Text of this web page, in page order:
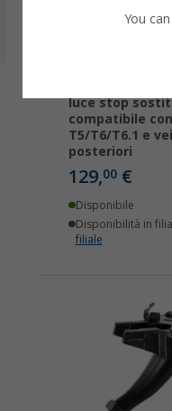
luce stop
compatibile
T5/T6/T6.1 e
posteriori
129,00 €
Disponibile
Disponibilità in
filiale
You